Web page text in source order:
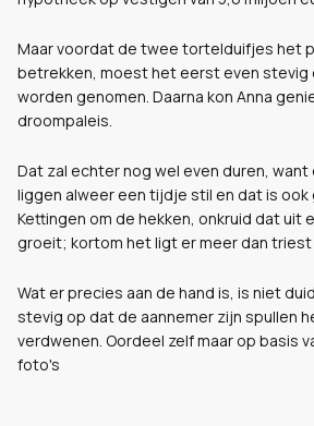
Maar voordat de twee tortelduifjes het
betrekken, moest het eerst even stevig
worden genomen. Daarna kon Anna
droompaleis.
Dat zal echter nog wel even duren,
liggen alweer een tijdje stil en dat is ook
Kettingen om de hekken, onkruid dat uit
groeit; kortom het ligt er meer dan triest
Wat er precies aan de hand is, is niet
stevig op dat de aannemer zijn spullen
verdwenen. Oordeel zelf maar op basis
foto's